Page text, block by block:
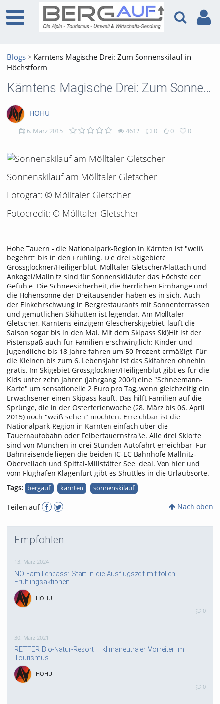
Blogs
Kärntens Magische Drei: Zum Sonnenskilauf in
Höchstform
Kärntens Magische Drei: Zum Sonnenskilauf in Höchstform
HOHU
6. März 2015 4612
4612
0 0 0
Sonnenskilauf am Mölltaler Gletscher
Fotograf: © Mölltaler Gletscher
Fotocredit: © Mölltaler Gletscher
Hohe Tauern - die Nationalpark-Region in Kärnten ist "weiß
begehrt" bis in den Frühling. Die drei Skigebiete
Grossglockner/Heiligenblut, Mölltaler Gletscher/Flattach und
Ankogel/Mallnitz sind für Sonnenskiläufer das Höchste der
Gefühle. Die Schneesicherheit, die herrlichen Firnhänge und
die Höhensonne der Dreitausender haben es in sich. Auch
der Einkehrschwung in Bergrestaurants mit Sonnenterrassen
und gemütlichen Skihütten ist legendär. Am Mölltaler
Gletscher, Kärntens einzigem Glescherskigebiet, läuft die
Saison sogar bis in den Mai. Mit dem Skipass Ski)Hit ist der
Pistenspaß auch für Familien erschwinglich: Kinder und
Jugendliche bis 18 Jahre fahren um 50 Prozent ermäßigt. Für
die Kleinen bis zum 6. Lebensjahr ist das Skifahren ohnehin
gratis. Im Skigebiet Grossglockner/Heiligenblut gibt es für die
Kids unter zehn Jahren (Jahrgang 2004) eine "Schneemann-
Karte" um sensationelle 2 Euro pro Tag, wenn gleichzeitig ein
Erwachsener einen Skipass kauft. Das hilft Familien auf die
Sprünge, die in der Osterferienwoche (28. März bis 06. April
2015) noch "weiß sehen" möchten. Erreichbar ist die
Nationalpark-Region in Kärnten einfach über die
Tauernautobahn oder Felbertauernstraße. Alle drei Skiorte
sind von München in drei Stunden Autofahrt erreichbar. Für
Bahnreisende liegen die beiden IC-EC Bahnhöfe Mallnitz-
Obervellach und Spittal-Millstätter See ideal. Von hier und
vom Flughafen Klagenfurt gibt es Shuttles in die Urlaubsorte.
Tags: bergauf kärnten sonnenskilauf
Teilen auf Nach oben
Empfohlen
13. März 2024
NÖ Familienpass: Start in die Ausflugszeit mit tollen
Frühlingsaktionen
HOHU
0
30. März 2021
RETTER Bio-Natur-Resort – klimaneutraler Vorreiter im
Tourismus
HOHU
0